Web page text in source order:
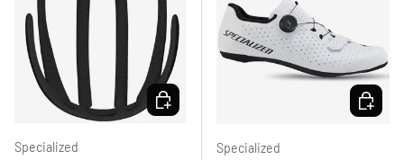
Specialized
SCEGLI OPZIONI
Specialized
SCEGLI